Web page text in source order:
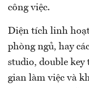
công việc.
Diện tích linh
phòng ngủ, hay
studio, double
gian làm việc và